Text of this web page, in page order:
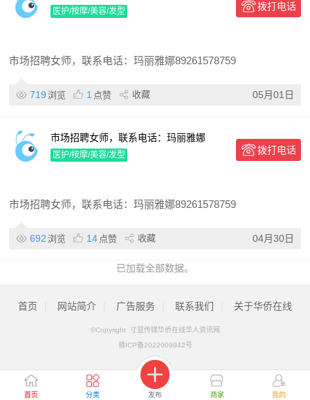
首页 分类 发布 商家 我的
89261578759
医护/按摩/美容/发型 拨打电话
市场招聘女师，联系电话：玛丽雅娜89261578759
719 浏览 1 点赞 收藏 05月01日
市场招聘女师，联系电话：玛丽雅娜
89261578759
医护/按摩/美容/发型 拨打电话
市场招聘女师，联系电话：玛丽雅娜89261578759
692 浏览 14 点赞 收藏 04月30日
已加载全部数据。
首页 网站简介 广告服务 联系我们 关于华侨在线
©Copyright 寸显传媒华侨在线华人资讯网
赣ICP备2022009942号